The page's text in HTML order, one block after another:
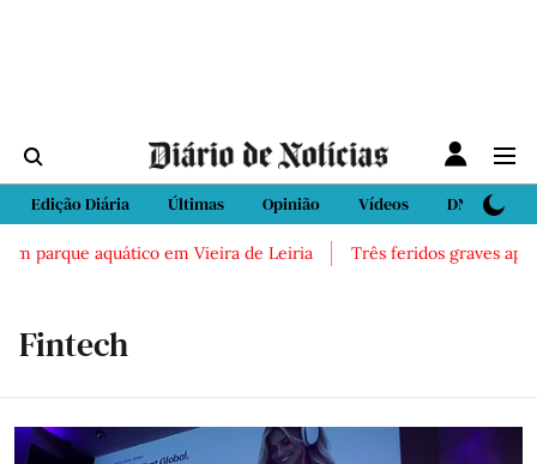
Edição Diária Últimas Opinião Vídeos DN Sport
aquático em Vieira de Leiria Três feridos graves após
Fintech